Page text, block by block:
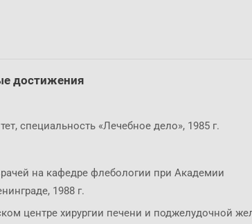
достижения
специальность «Лечебное дело», 1985 г.
на кафедре флебологии при Академии
1988 г.
центре хирургии печени и поджелудочной